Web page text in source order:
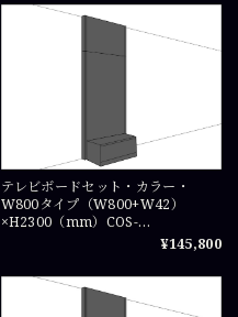
テレビボードセット・カラー・
W800タイプ（W800+W42）
×H2300（mm）COS-
¥145,800